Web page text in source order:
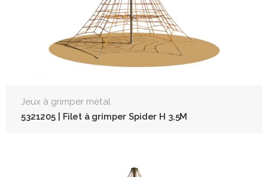
Jeux à grimper métal
5321205 | Filet à grimper Spider H 3,5M